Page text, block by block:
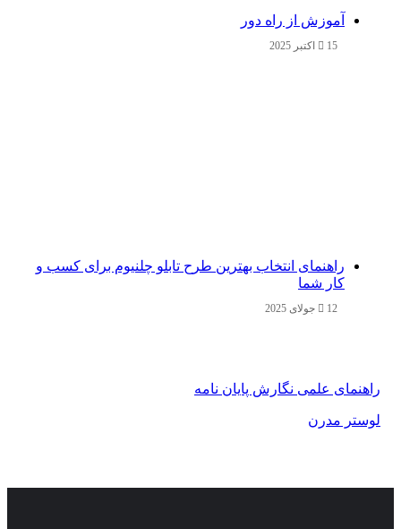
آموزش از راه دور
15 اکتبر 2025
راهنمای انتخاب بهترین طرح تابلو چلنیوم برای کسب و
کار شما
12 جولای 2025
راهنمای علمی نگارش پایان نامه
لوستر مدرن